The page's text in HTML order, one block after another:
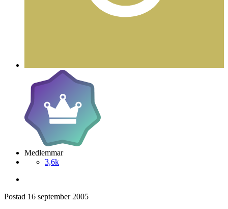
Medlemmar
3,6k
Postad 16 september 2005